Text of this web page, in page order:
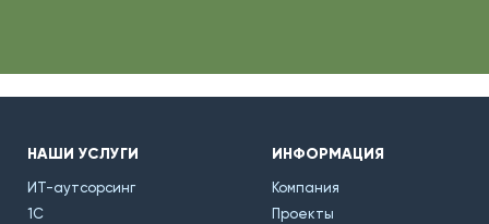
НАШИ УСЛУГИ
ИТ-аутсорсинг
1С
ИНФОРМАЦИЯ
Компания
Проекты